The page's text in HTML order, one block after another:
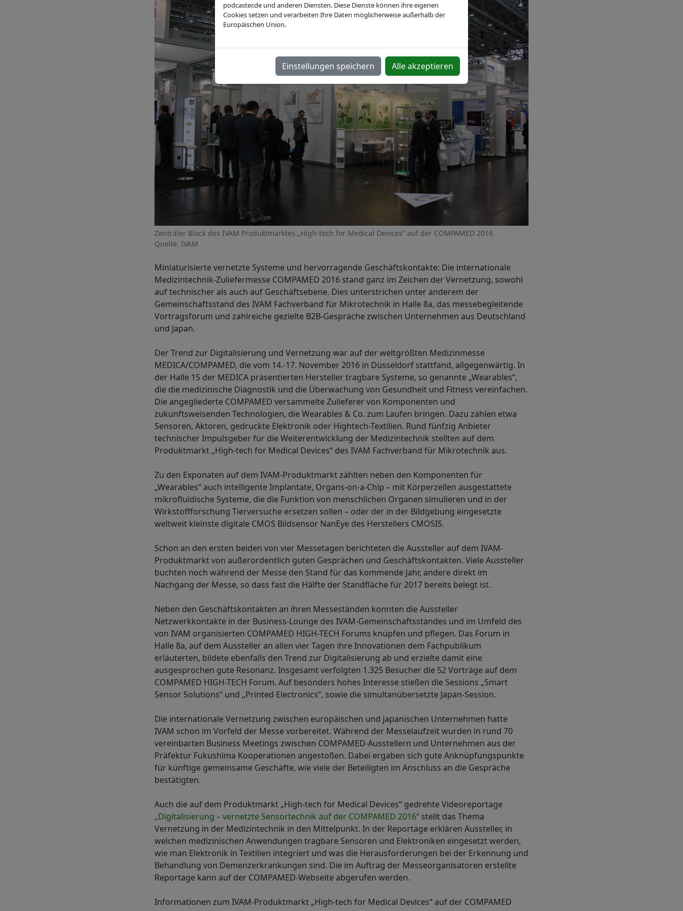
Zentraler Block des IVAM Produktmarktes „High-tech for Medical Devices” auf der COMPAMED 2016.
Quelle: IVAM
Miniaturisierte vernetzte Systeme und hervorragende Geschäftskontakte: Die internationale
Medizintechnik-Zuliefermesse COMPAMED 2016 stand ganz im Zeichen der Vernetzung, sowohl
auf technischer als auch auf Geschäftsebene. Dies unterstrichen unter anderem der
Gemeinschaftsstand des IVAM Fachverband für Mikrotechnik in Halle 8a, das messebegleitende
Vortragsforum und zahlreiche gezielte B2B-Gespräche zwischen Unternehmen aus Deutschland
und Japan.
Der Trend zur Digitalisierung und Vernetzung war auf der weltgrößten Medizinmesse
MEDICA/COMPAMED, die vom 14.-17. November 2016 in Düsseldorf stattfand, allgegenwärtig. In
der Halle 15 der MEDICA präsentierten Hersteller tragbare Systeme, so genannte „Wearables“,
die die medizinische Diagnostik und die Überwachung von Gesundheit und Fitness vereinfachen.
Die angegliederte COMPAMED versammelte Zulieferer von Komponenten und
zukunftsweisenden Technologien, die Wearables & Co. zum Laufen bringen. Dazu zählen etwa
Sensoren, Aktoren, gedruckte Elektronik oder Hightech-Textilien. Rund fünfzig Anbieter
technischer Impulsgeber für die Weiterentwicklung der Medizintechnik stellten auf dem
Produktmarkt „High-tech for Medical Devices“ des IVAM Fachverband für Mikrotechnik aus.
Zu den Exponaten auf dem IVAM-Produktmarkt zählten neben den Komponenten für
„Wearables“ auch intelligente Implantate, Organs-on-a-Chip – mit Körperzellen ausgestattete
mikrofluidische Systeme, die die Funktion von menschlichen Organen simulieren und in der
Wirkstoffforschung Tierversuche ersetzen sollen – oder der in der Bildgebung eingesetzte
weltweit kleinste digitale CMOS Bildsensor NanEye des Herstellers CMOSIS.
Schon an den ersten beiden von vier Messetagen berichteten die Aussteller auf dem IVAM-
Produktmarkt von außerordentlich guten Gesprächen und Geschäftskontakten. Viele Aussteller
buchten noch während der Messe den Stand für das kommende Jahr, andere direkt im
Nachgang der Messe, so dass fast die Hälfte der Standfläche für 2017 bereits belegt ist.
Neben den Geschäftskontakten an ihren Messeständen konnten die Aussteller
Netzwerkkontakte in der Business-Lounge des IVAM-Gemeinschaftsstandes und im Umfeld des
von IVAM organisierten COMPAMED HIGH-TECH Forums knüpfen und pflegen. Das Forum in
Halle 8a, auf dem Aussteller an allen vier Tagen ihre Innovationen dem Fachpublikum
erläuterten, bildete ebenfalls den Trend zur Digitalisierung ab und erzielte damit eine
ausgesprochen gute Resonanz. Insgesamt verfolgten 1.325 Besucher die 52 Vorträge auf dem
COMPAMED HIGH-TECH Forum. Auf besonders hohes Interesse stießen die Sessions „Smart
Sensor Solutions“ und „Printed Electronics“, sowie die simultanübersetzte Japan-Session.
Die internationale Vernetzung zwischen europäischen und japanischen Unternehmen hatte
IVAM schon im Vorfeld der Messe vorbereitet. Während der Messelaufzeit wurden in rund 70
vereinbarten Business Meetings zwischen COMPAMED-Ausstellern und Unternehmen aus der
Präfektur Fukushima Kooperationen angestoßen. Dabei ergaben sich gute Anknüpfungspunkte
für künftige gemeinsame Geschäfte, wie viele der Beteiligten im Anschluss an die Gespräche
bestätigten.
Auch die auf dem Produktmarkt „High-tech for Medical Devices“ gedrehte Videoreportage
„Digitalisierung – vernetzte Sensortechnik auf der COMPAMED 2016“ stellt das Thema
Vernetzung in der Medizintechnik in den Mittelpunkt. In der Reportage erklären Aussteller, in
welchen medizinischen Anwendungen tragbare Sensoren und Elektroniken eingesetzt werden,
wie man Elektronik in Textilien integriert und was die Herausforderungen bei der Erkennung und
Behandlung von Demenzerkrankungen sind. Die im Auftrag der Messeorganisatoren erstellte
Reportage kann auf der COMPAMED-Webseite abgerufen werden.
Informationen zum IVAM-Produktmarkt „High-tech for Medical Devices“ auf der COMPAMED
podcaster.de und anderen Diensten. Diese Dienste können ihre eigenen
Cookies setzen und verarbeiten Ihre Daten möglicherweise außerhalb der
Europäischen Union.
Einstellungen speichern Alle akzeptieren